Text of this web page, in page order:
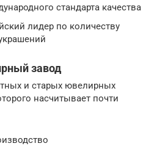
стандарта качества
лидер по количеству
завод
и старых ювелирных
насчитывает почти